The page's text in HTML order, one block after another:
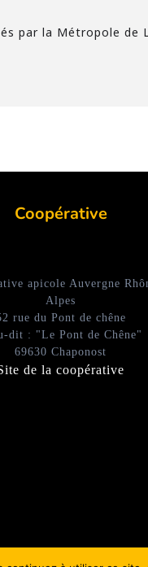
par la Métropole de
Coopérative
apicole Auvergne
Alpes
rue du Pont de chêne
dit : "Le Pont de Chêne"
69630 Chaponost
de la coopérative